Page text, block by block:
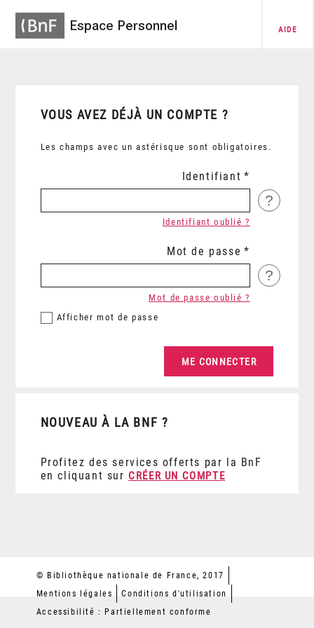
Espace Personnel AIDE
VOUS AVEZ DÉJÀ UN COMPTE ?
Les champs avec un astérisque sont obligatoires.
Identifiant
?
Identifiant oublié ?
Mot de passe
?
Afficher mot de passe
Mot de passe oublié ?
NOUVEAU À LA BNF ?
Profitez des services offerts par la BnF
en cliquant sur CRÉER UN COMPTE
© Bibliothèque nationale de France, 2017
Mentions légales
Conditions d'utilisation
Accessibilité : Partiellement conforme